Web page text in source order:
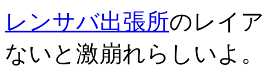
レンサバ出張所のレイ
ないと激崩れらしいよ。